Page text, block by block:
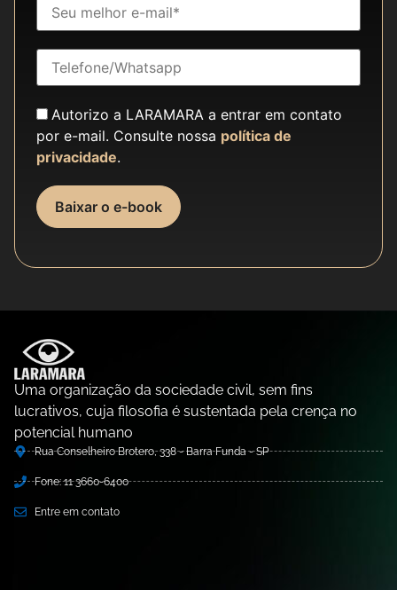
Autorizo a LARAMARA a entrar em contato
por e-mail. Consulte nossa política de
privacidade.
Baixar o e-book
Uma organização da sociedade civil, sem fins
lucrativos, cuja filosofia é sustentada pela crença no
potencial humano
Rua Conselheiro Brotero, 338 - Barra Funda - SP
Fone: 11 3660-6400
Entre em contato